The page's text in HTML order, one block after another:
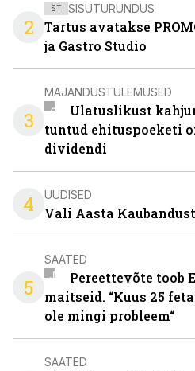
2
ST SISUTURUNDUS
Tartus avatakse
ja Gastro Studio
3
MAJANDUSTULEMUSED
Ulatuslikust
tuntud ehituspoeketi
dividendi
4 UUDISED
Vali Aasta
5
SAATED
Pereettevõte toob
maitseid. “Kuus 25
ole mingi probleem“
SAATED